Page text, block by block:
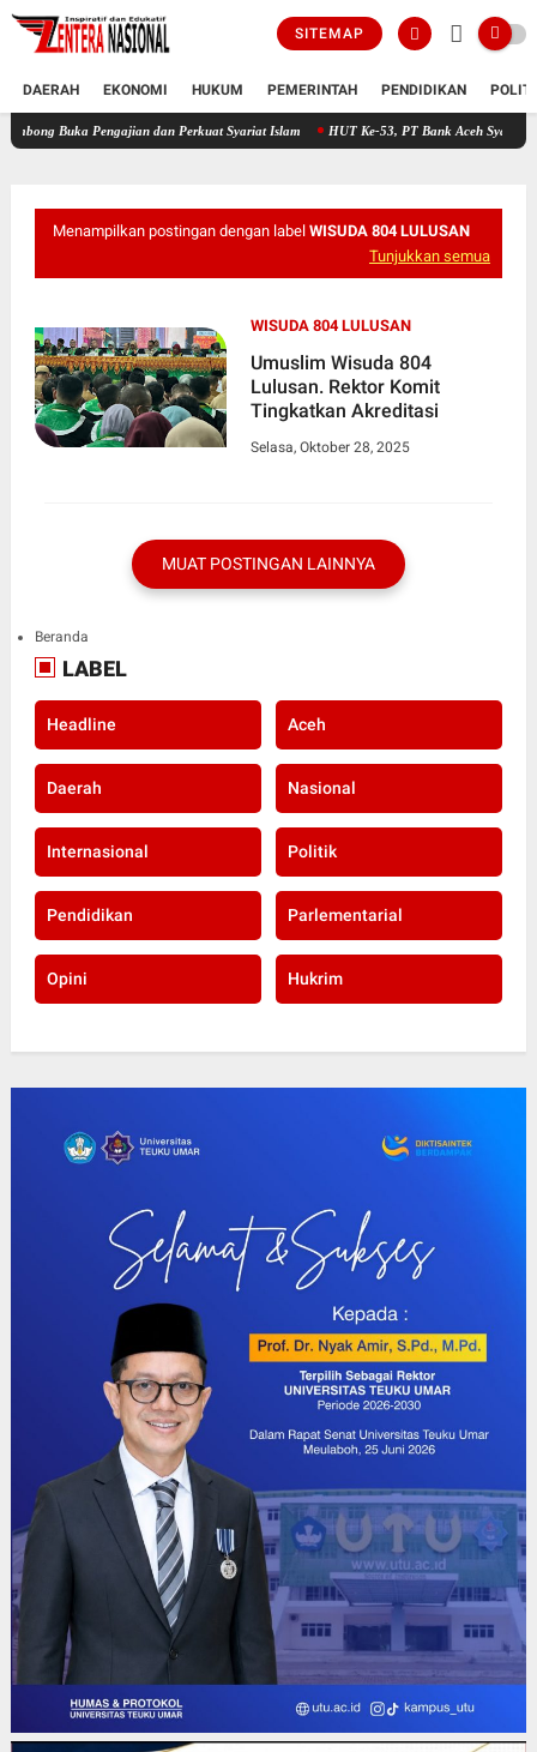
SITEMAP
DAERAH EKONOMI HUKUM PEMERINTAH PENDIDIKAN
Pengajian dan Perkuat Syariat Islam HUT Ke-53, PT Bank Aceh Syariah KC Bireuen
Menampilkan postingan dengan label WISUDA 804 LULUSAN
Tunjukkan semua
WISUDA 804 LULUSAN
Umuslim Wisuda 804
Lulusan. Rektor Komit
Tingkatkan Akreditasi
Selasa, Oktober 28, 2025
MUAT POSTINGAN LAINNYA
Beranda
LABEL
Headline Aceh
Daerah Nasional
Internasional Politik
Pendidikan Parlementarial
Opini Hukrim